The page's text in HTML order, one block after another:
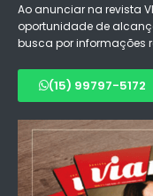
Ao anunciar na revista
oportunidade de
busca por informações
(15) 99797-5172